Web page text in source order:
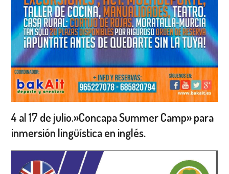
4 al 17 de julio.»Concapa Summer Camp» para
inmersión lingüística en inglés.